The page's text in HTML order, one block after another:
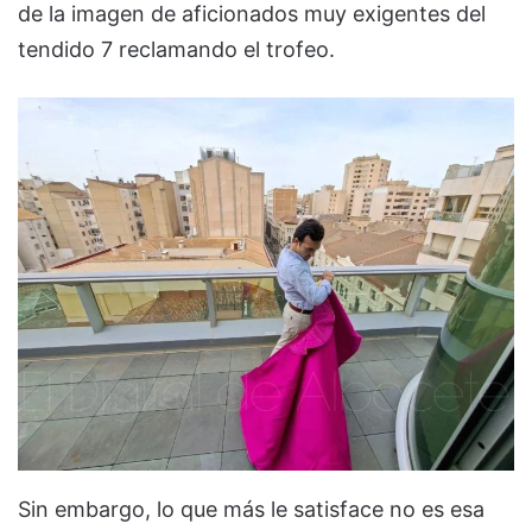
de la imagen de aficionados muy exigentes del
tendido 7 reclamando el trofeo.
Sin embargo, lo que más le satisface no es esa